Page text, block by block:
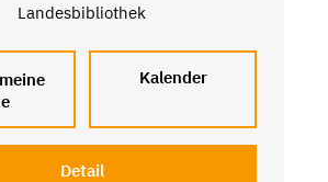
Landesbibliothek
Kalender
Detail